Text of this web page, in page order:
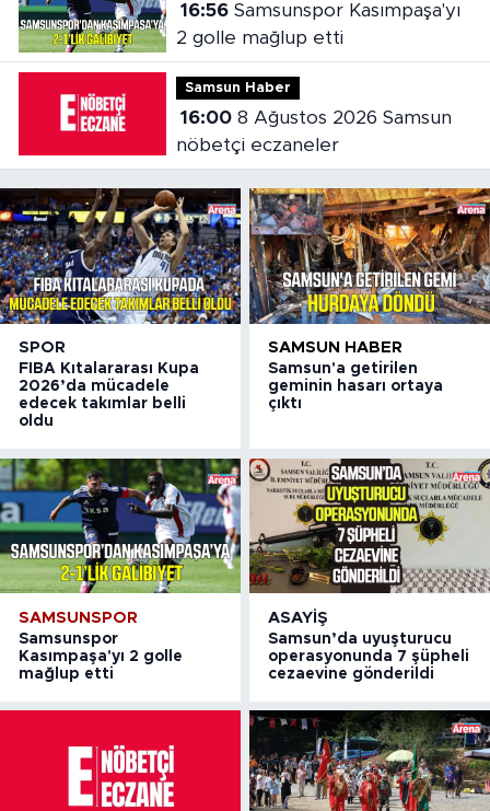
16:56Samsunspor Kasımpaşa'yı
2 golle mağlup etti
Samsun Haber
16:008 Ağustos 2026 Samsun
nöbetçi eczaneler
SPOR
FIBA Kıtalararası Kupa
2026’da mücadele
edecek takımlar belli
oldu
SAMSUN HABER
Samsun'a getirilen
geminin hasarı ortaya
çıktı
SAMSUNSPOR
Samsunspor
Kasımpaşa'yı 2 golle
mağlup etti
ASAYIŞ
Samsun’da uyuşturucu
operasyonunda 7 şüpheli
cezaevine gönderildi